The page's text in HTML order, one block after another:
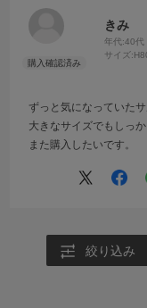
きみ
年代:40代
サイズ:
ずっと気になっていた
大きなサイズでもしっか
また購入したいです。
絞り込み